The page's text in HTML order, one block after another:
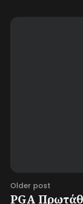
Older post
PGA